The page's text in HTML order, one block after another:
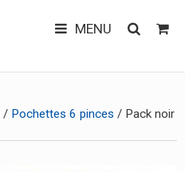
MENU
/ Pochettes 6 pinces / Pack noir